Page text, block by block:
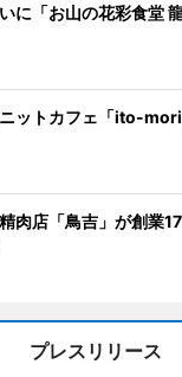
に「お山の花彩食堂
ットカフェ「ito-
肉店「鳥吉」が創業
プレスリリース